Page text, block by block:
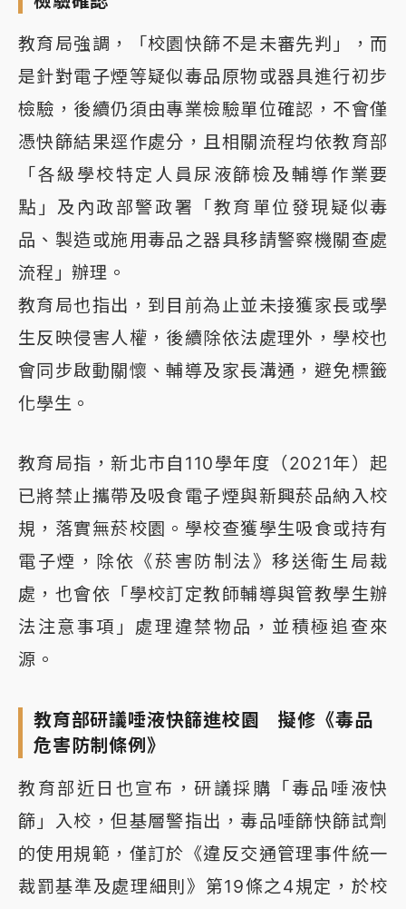
教育局強調，「校園快篩不是未審先判」，而
是針對電子煙等疑似毒品原物或器具進行初步
檢驗，後續仍須由專業檢驗單位確認，不會僅
憑快篩結果逕作處分，且相關流程均依教育部
「各級學校特定人員尿液篩檢及輔導作業要
點」及內政部警政署「教育單位發現疑似毒
品、製造或施用毒品之器具移請警察機關查處
流程」辦理。
教育局也指出，到目前為止並未接獲家長或學
生反映侵害人權，後續除依法處理外，學校也
會同步啟動關懷、輔導及家長溝通，避免標籤
化學生。
教育局指，新北市自110學年度（2021年）起
已將禁止攜帶及吸食電子煙與新興菸品納入校
規，落實無菸校園。學校查獲學生吸食或持有
電子煙，除依《菸害防制法》移送衛生局裁
處，也會依「學校訂定教師輔導與管教學生辦
法注意事項」處理違禁物品，並積極追查來
源。
教育部研議唾液快篩進校園 擬修《毒品
危害防制條例》
教育部近日也宣布，研議採購「毒品唾液快
篩」入校，但基層警指出，毒品唾篩快篩試劑
的使用規範，僅訂於《違反交通管理事件統一
裁罰基準及處理細則》第19條之4規定，於校